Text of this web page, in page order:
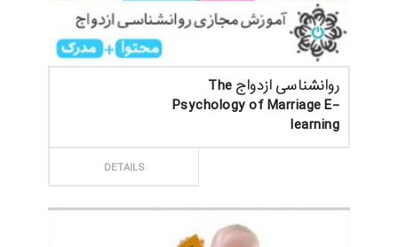
روانشناسی ازدواج The
Psychology of Marriage E-
learning
DETAILS